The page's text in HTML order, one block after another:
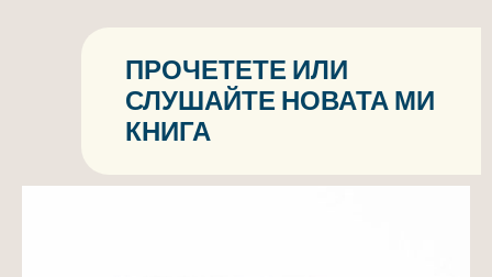
ПРОЧЕТЕТЕ ИЛИ
СЛУШАЙТЕ НОВАТА МИ
КНИГА